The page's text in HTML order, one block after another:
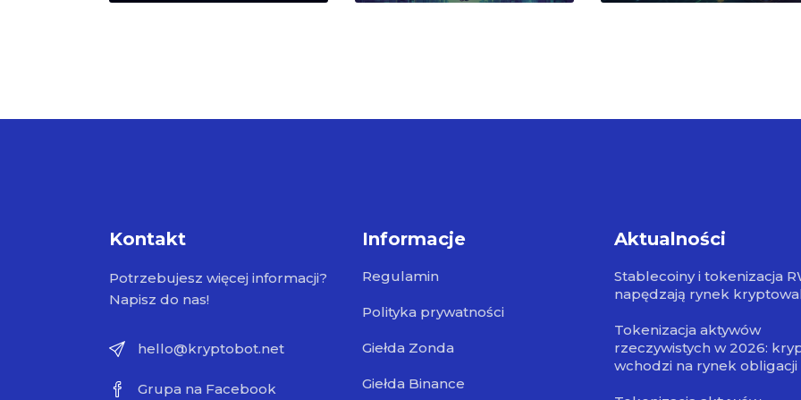
Kontakt
Potrzebujesz więcej informacji?
Napisz do nas!
hello@kryptobot.net
Grupa na Facebook
Informacje
Regulamin
Polityka prywatności
Giełda Zonda
Giełda Binance
Aktualności
Stablecoiny i tokenizacja
napędzają rynek
Tokenizacja aktywów
rzeczywistych w 2026:
wchodzi na rynek obligacji